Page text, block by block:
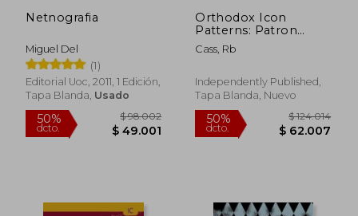
Netnografia
Miguel Del
(1)
Editorial Uoc, 2011, 1 Edición,
Tapa Blanda, Usado
Orthodox Icon
Patterns: Patron
Saints Book 2 (en
Inglés)
Cass, Rb
Independently Published,
Tapa Blanda, Nuevo